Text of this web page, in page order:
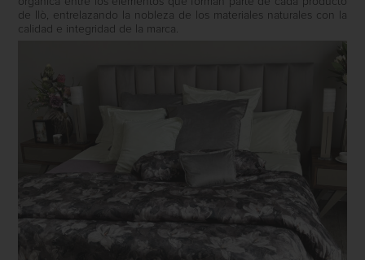
de Ilò, entrelazando la nobleza de los materiales naturales con la
calidad e integridad de la marca.